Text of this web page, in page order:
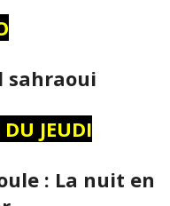
sahraoui
JEUDI
: La nuit en